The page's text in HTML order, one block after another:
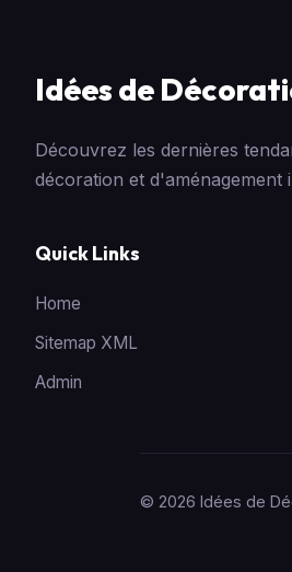
Idées de
Découvrez les dernières
décoration et d'aménagement
Quick Links
Home
Sitemap XML
Admin
© 2026 Idées de